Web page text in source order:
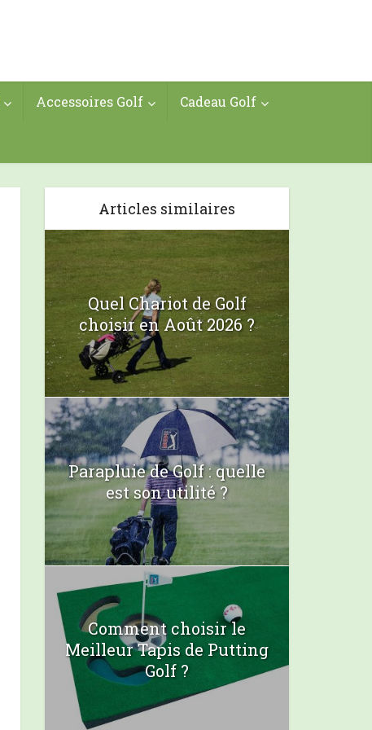
Accessoires Golf Cadeau Golf
Articles similaires
Quel Chariot de Golf
choisir en Août 2026 ?
Parapluie de Golf : quelle
est son utilité ?
Comment choisir le
Meilleur Tapis de Putting
Golf ?